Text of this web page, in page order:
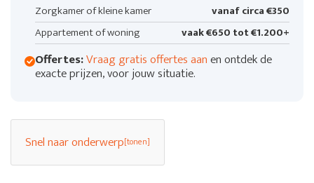
Zorgkamer of kleine kamer
vanaf circa €350
Appartement of woning
vaak €650 tot €1.200+
Offertes:Vraag gratis offertes aanen ontdek de
exacte prijzen, voor jouw situatie.
Snel naar onderwerp